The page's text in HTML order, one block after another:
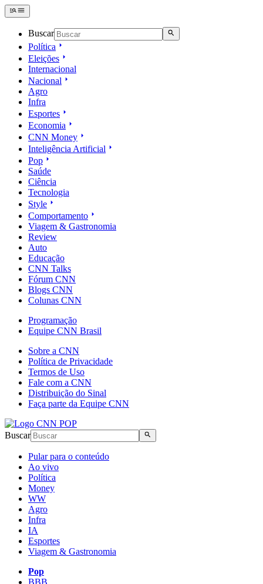
Buscar
Política
Eleições
Internacional
Nacional
Agro
Infra
Esportes
Economia
CNN Money
Inteligência Artificial
Pop
Saúde
Ciência
Tecnologia
Style
Comportamento
Viagem & Gastronomia
Review
Auto
Educação
CNN Talks
Fórum CNN
Blogs CNN
Colunas CNN
Programação
Equipe CNN Brasil
Sobre a CNN
Política de Privacidade
Termos de Uso
Fale com a CNN
Distribuição do Sinal
Faça parte da Equipe CNN
Buscar
Pular para o conteúdo
Ao vivo
Política
Money
WW
Agro
Infra
IA
Esportes
Viagem & Gastronomia
Pop
BBB